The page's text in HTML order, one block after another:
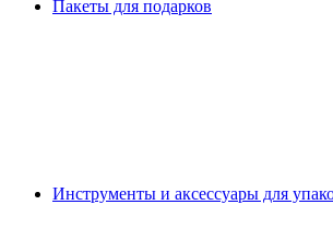
Пакеты для подарков
Инструменты и аксессуары для